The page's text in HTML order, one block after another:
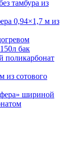
тамбура из
0,94×1,7 м из
бак
поликарбонат
из сотового
шириной